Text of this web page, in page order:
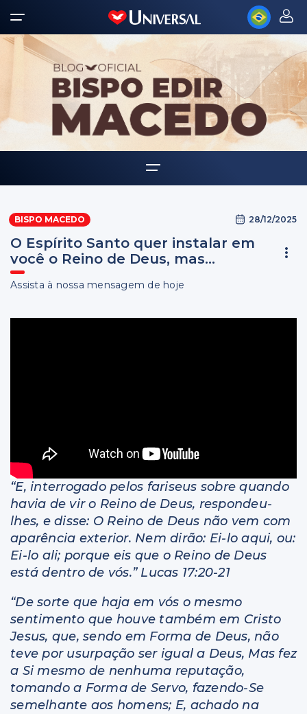
Biografia
Multimídia
Palavra Amiga
BISPO MACEDO 28/12/2025
O Espírito Santo quer instalar em
você o Reino de Deus, mas...
Assista à nossa mensagem de hoje
“E, interrogado pelos fariseus sobre quando
havia de vir o Reino de Deus, respondeu-
lhes, e disse: O Reino de Deus não vem com
aparência exterior. Nem dirão: Ei-lo aqui, ou:
Ei-lo ali; porque eis que o Reino de Deus
está dentro de vós.” Lucas 17:20-21
“De sorte que haja em vós o mesmo
sentimento que houve também em Cristo
Jesus, que, sendo em Forma de Deus, não
teve por usurpação ser igual a Deus, Mas fez
a Si mesmo de nenhuma reputação,
tomando a Forma de Servo, fazendo-Se
semelhante aos homens; E, achado na